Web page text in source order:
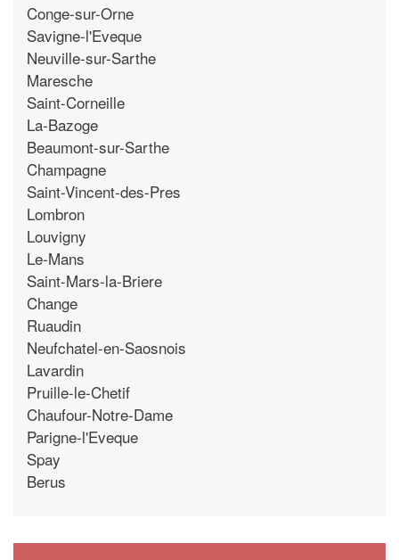
Conge-sur-Orne
Savigne-l'Eveque
Neuville-sur-Sarthe
Maresche
Saint-Corneille
La-Bazoge
Beaumont-sur-Sarthe
Champagne
Saint-Vincent-des-Pres
Lombron
Louvigny
Le-Mans
Saint-Mars-la-Briere
Change
Ruaudin
Neufchatel-en-Saosnois
Lavardin
Pruille-le-Chetif
Chaufour-Notre-Dame
Parigne-l'Eveque
Spay
Berus